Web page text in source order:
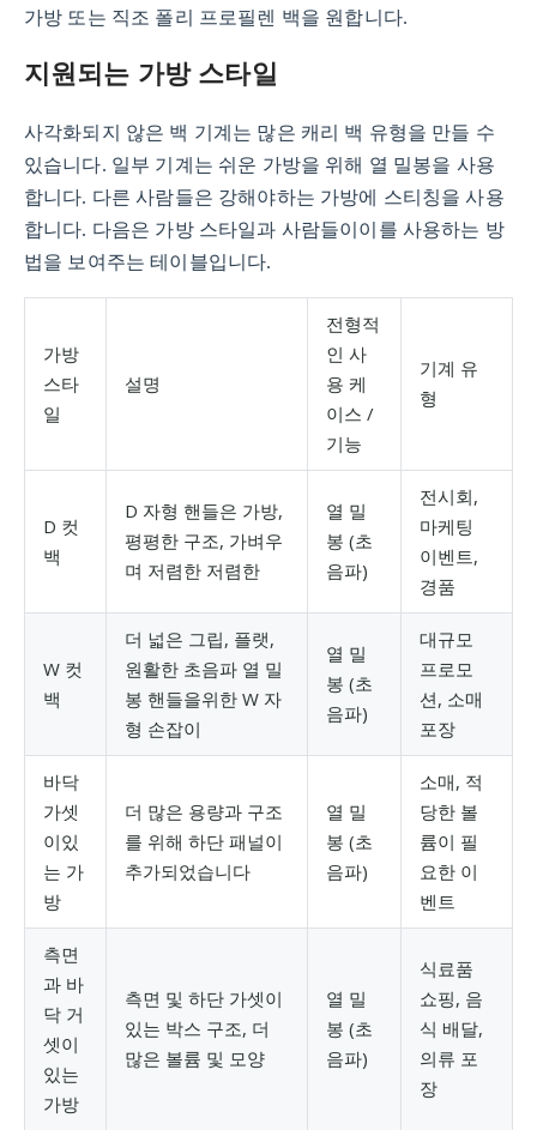
가방 또는 직조 폴리 프로필렌 백을 원합니다.
지원되는 가방 스타일
사각화되지 않은 백 기계는 많은 캐리 백 유형을 만들 수
있습니다. 일부 기계는 쉬운 가방을 위해 열 밀봉을 사용
합니다. 다른 사람들은 강해야하는 가방에 스티칭을 사용
합니다. 다음은 가방 스타일과 사람들이이를 사용하는 방
법을 보여주는 테이블입니다.
가방
스타
일
설명
전형적
인 사
용 케
이스 /
기능
기계 유
형
D 컷
백
D 자형 핸들은 가방,
평평한 구조, 가벼우
며 저렴한 저렴한
열 밀
봉 (초
음파)
전시회,
마케팅
이벤트,
경품
W 컷
백
더 넓은 그립, 플랫,
원활한 초음파 열 밀
봉 핸들을위한 W 자
형 손잡이
열 밀
봉 (초
음파)
대규모
프로모
션, 소매
포장
바닥
가셋
이있
는 가
방
더 많은 용량과 구조
를 위해 하단 패널이
추가되었습니다
열 밀
봉 (초
음파)
소매, 적
당한 볼
륨이 필
요한 이
벤트
측면
과 바
닥 거
셋이
있는
가방
측면 및 하단 가셋이
있는 박스 구조, 더
많은 볼륨 및 모양
열 밀
봉 (초
음파)
식료품
쇼핑, 음
식 배달,
의류 포
장